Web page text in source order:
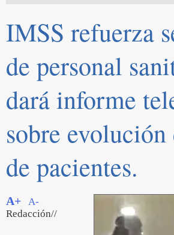
IMSS refuerza
de personal
dará informe
sobre evolución
de pacientes.
A+
A-
Redacción//